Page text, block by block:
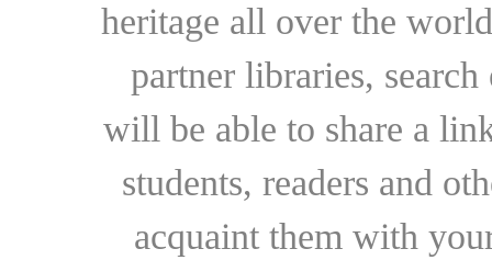
heritage all over the
partner libraries,
will be able to share a
students, readers and
acquaint them with